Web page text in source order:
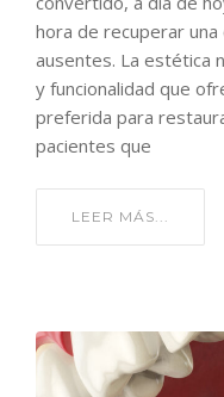
hora de recuperar
ausentes. La estética
y funcionalidad que
preferida para
pacientes que
LEER MÁS...